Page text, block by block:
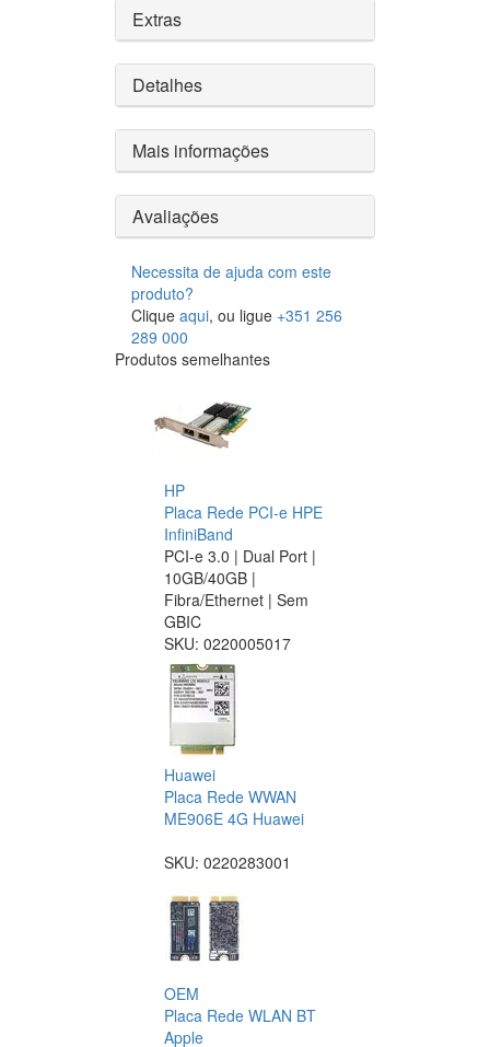
Extras
Detalhes
Mais informações
Avaliações
Necessita de ajuda com este
produto?
Clique aqui, ou ligue +351 256
289 000
Produtos semelhantes
HP
Placa Rede PCI-e HPE
InfiniBand
PCI-e 3.0 | Dual Port |
10GB/40GB |
Fibra/Ethernet | Sem
GBIC
SKU: 0220005017
Huawei
Placa Rede WWAN
ME906E 4G Huawei
SKU: 0220283001
OEM
Placa Rede WLAN BT
Apple